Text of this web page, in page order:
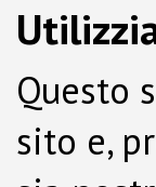
Questo
sito e,